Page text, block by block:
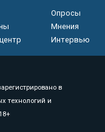
Опросы
Мнения
Интервью
в
технологий и